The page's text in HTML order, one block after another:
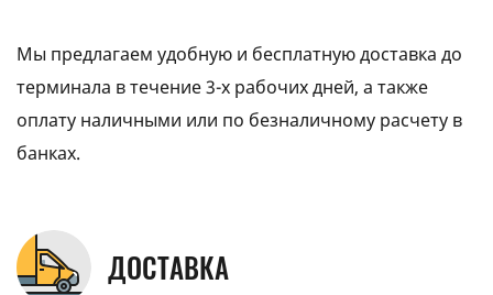
Мы предлагаем удобную и бесплатную доставка до
терминала в течение 3-х рабочих дней, а также
оплату наличными или по безналичному расчету в
банках.
ДОСТАВКА